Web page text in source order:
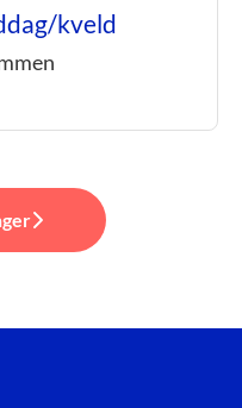
kveld